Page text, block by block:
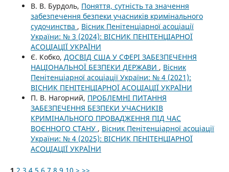
В. В. Бурдоль, Поняття, сутність та значення
забезпечення безпеки учасників кримінального
судочинства , Вісник Пенітенціарної асоціації
України: № 3 (2024): ВІСНИК ПЕНІТЕНЦІАРНОЇ
АСОЦІАЦІЇ УКРАЇНИ
Є. Кобко, ДОСВІД США У СФЕРІ ЗАБЕЗПЕЧЕННЯ
НАЦІОНАЛЬНОЇ БЕЗПЕКИ ДЕРЖАВИ , Вісник
Пенітенціарної асоціації України: № 4 (2021):
ВІСНИК ПЕНІТЕНЦІАРНОЇ АСОЦІАЦІЇ УКРАЇНИ
П. В. Нагорний, ПРОБЛЕМНІ ПИТАННЯ
ЗАБЕЗПЕЧЕННЯ БЕЗПЕКИ УЧАСНИКІВ
КРИМІНАЛЬНОГО ПРОВАДЖЕННЯ ПІД ЧАС
ВОЄННОГО СТАНУ , Вісник Пенітенціарної асоціації
України: № 4 (2025): ВІСНИК ПЕНІТЕНЦІАРНОЇ
АСОЦІАЦІЇ УКРАЇНИ